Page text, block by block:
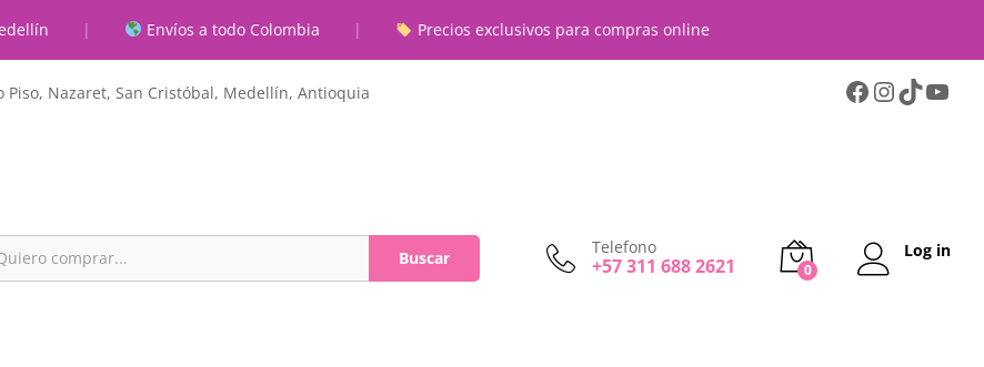
| Envíos a todo Colombia | Precios exclusivos para compras online
Piso, Nazaret, San Cristóbal, Medellín, Antioquia
Buscar Telefono
+57 311 688 2621 0
Log in
(0) $ 1.050.000